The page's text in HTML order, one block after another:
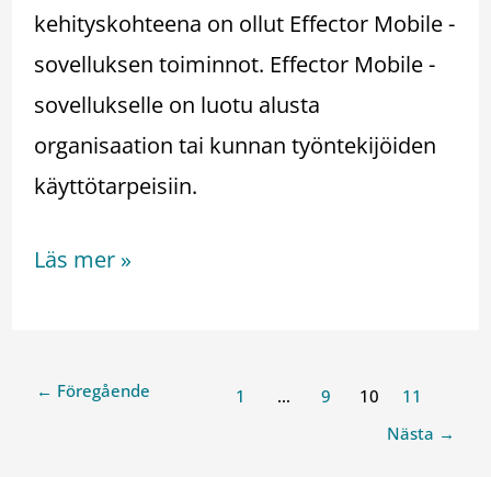
kehityskohteena on ollut Effector Mobile -
sovelluksen toiminnot. Effector Mobile -
sovellukselle on luotu alusta
organisaation tai kunnan työntekijöiden
käyttötarpeisiin.
Läs mer »
← Föregående 1 … 9 10
11
Nästa →